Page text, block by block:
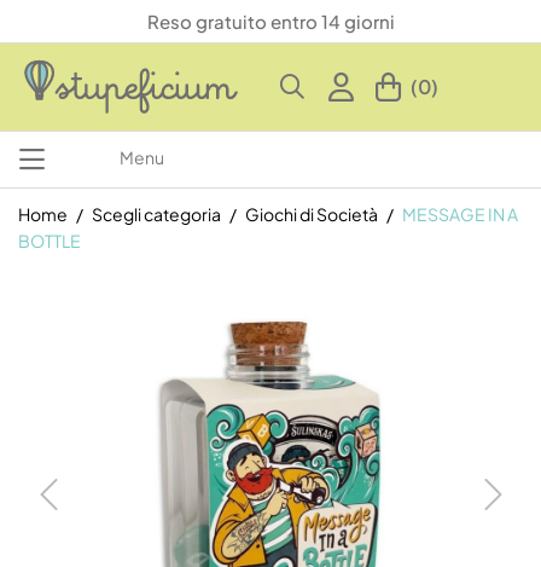
Reso gratuito entro 14 giorni
(0)
Menu
Home Scegli categoria Giochi di Società
MESSAGE IN A
BOTTLE